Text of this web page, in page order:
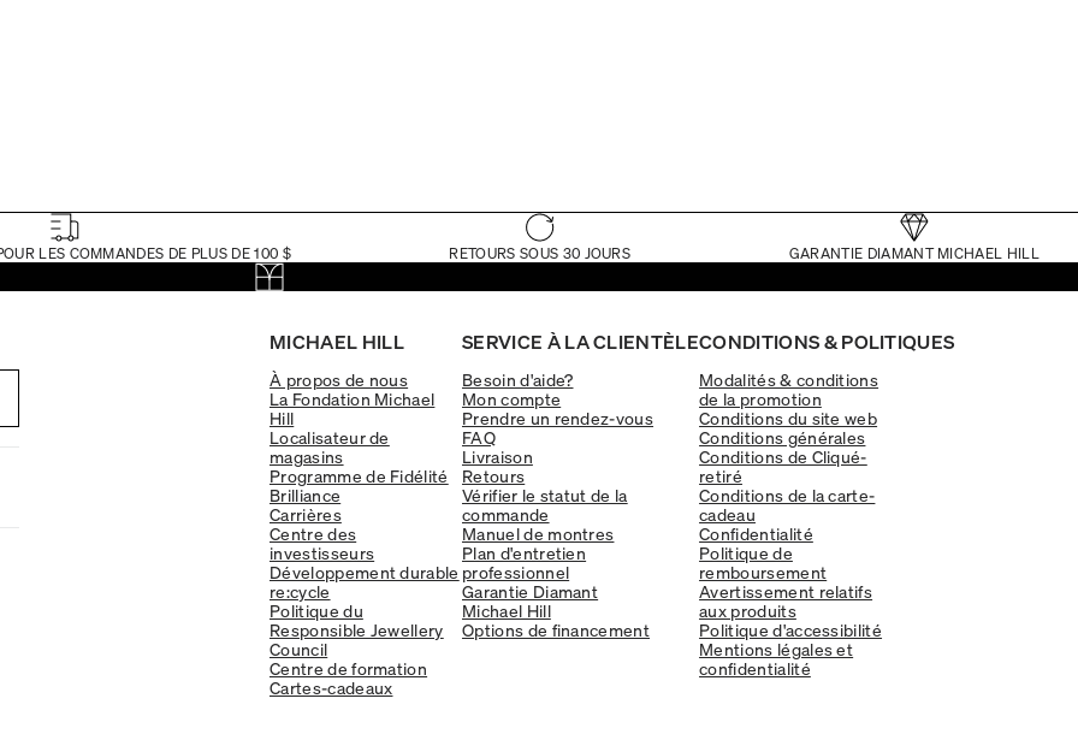
LES COMMANDES DE PLUS DE 100 $ RETOURS SOUS 30 JOURS GARANTIE DIAMANT MICHAEL HILL
MICHAEL HILL
À propos de nous
La Fondation Michael
Hill
Localisateur de
magasins
Programme de Fidélité
Brilliance
Carrières
Centre des
investisseurs
Développement durable
re:cycle
Politique du
Responsible Jewellery
Council
Centre de formation
Cartes-cadeaux
SERVICE À LA CLIENTÈLE
Besoin d'aide?
Mon compte
Prendre un rendez-vous
FAQ
Livraison
Retours
Vérifier le statut de la
commande
Manuel de montres
Plan d'entretien
professionnel
Garantie Diamant
Michael Hill
Options de financement
CONDITIONS & POLITIQUES
Modalités & conditions
de la promotion
Conditions du site web
Conditions générales
Conditions de Cliqué-
retiré
Conditions de la carte-
cadeau
Confidentialité
Politique de
remboursement
Avertissement relatifs
aux produits
Politique d'accessibilité
Mentions légales et
confidentialité